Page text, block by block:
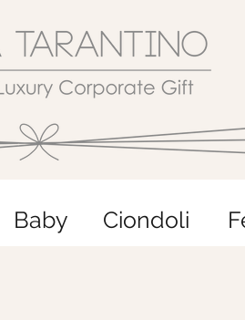
Baby Ciondoli